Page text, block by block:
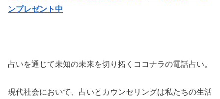
ンプレゼント中
占いを通じて未知の未来を切り拓くココナラの電話占い。
現代社会において、占いとカウンセリングは私たちの生活